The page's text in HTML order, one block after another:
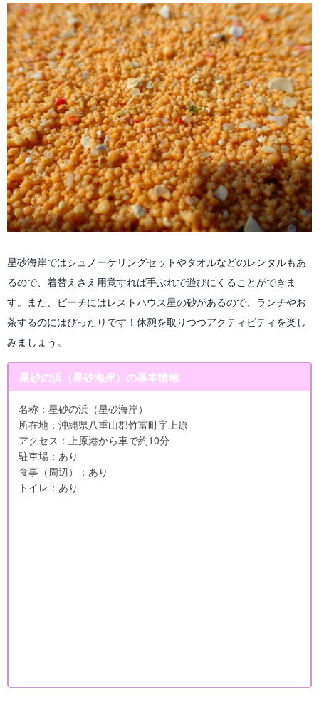
星砂海岸ではシュノーケリングセットやタオルなどのレンタルもあ
るので、着替えさえ用意すれば手ぶれで遊びにくることができま
す。また、ビーチにはレストハウス星の砂があるので、ランチやお
茶するのにはぴったりです！休憩を取りつつアクティビティを楽し
みましょう。
星砂の浜（星砂海岸）の基本情報
名称：星砂の浜（星砂海岸）
所在地：沖縄県八重山郡竹富町字上原
アクセス：上原港から車で約10分
駐車場：あり
食事（周辺）：あり
トイレ：あり